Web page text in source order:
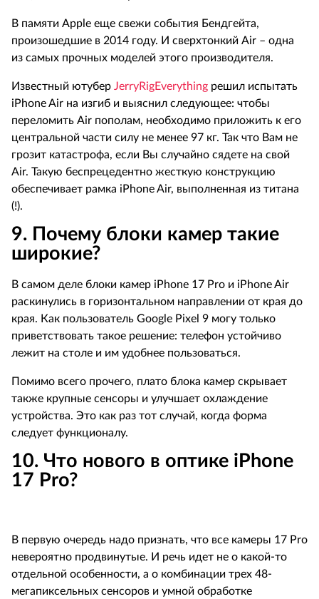
В памяти Apple еще свежи события Бендгейта,
произошедшие в 2014 году. И сверхтонкий Air – одна
из самых прочных моделей этого производителя.
Известный ютубер JerryRigEverything решил испытать
iPhoneAir на изгиб и выяснил следующее: чтобы
переломить Air пополам, необходимо приложить к его
центральной части силу не менее 97 кг. Так что Вам не
грозит катастрофа, если Вы случайно сядете на свой
Air. Такую беспрецедентно жесткую конструкцию
обеспечивает рамка iPhoneAir, выполненная из титана
(!).
9. Почему блоки камер такие
широкие?
В самом деле блоки камер iPhone 17 Pro и iPhoneAir
раскинулись в горизонтальном направлении от края до
края. Как пользователь Google Pixel 9 могу только
приветствовать такое решение: телефон устойчиво
лежит на столе и им удобнее пользоваться.
Помимо всего прочего, плато блока камер скрывает
также крупные сенсоры и улучшает охлаждение
устройства. Это как раз тот случай, когда форма
следует функционалу.
10. Что нового в оптике iPhone
17 Pro?
В первую очередь надо признать, что все камеры 17 Pro
невероятно продвинутые. И речь идет не о какой-то
отдельной особенности, а о комбинации трех 48-
мегапиксельных сенсоров и умной обработке